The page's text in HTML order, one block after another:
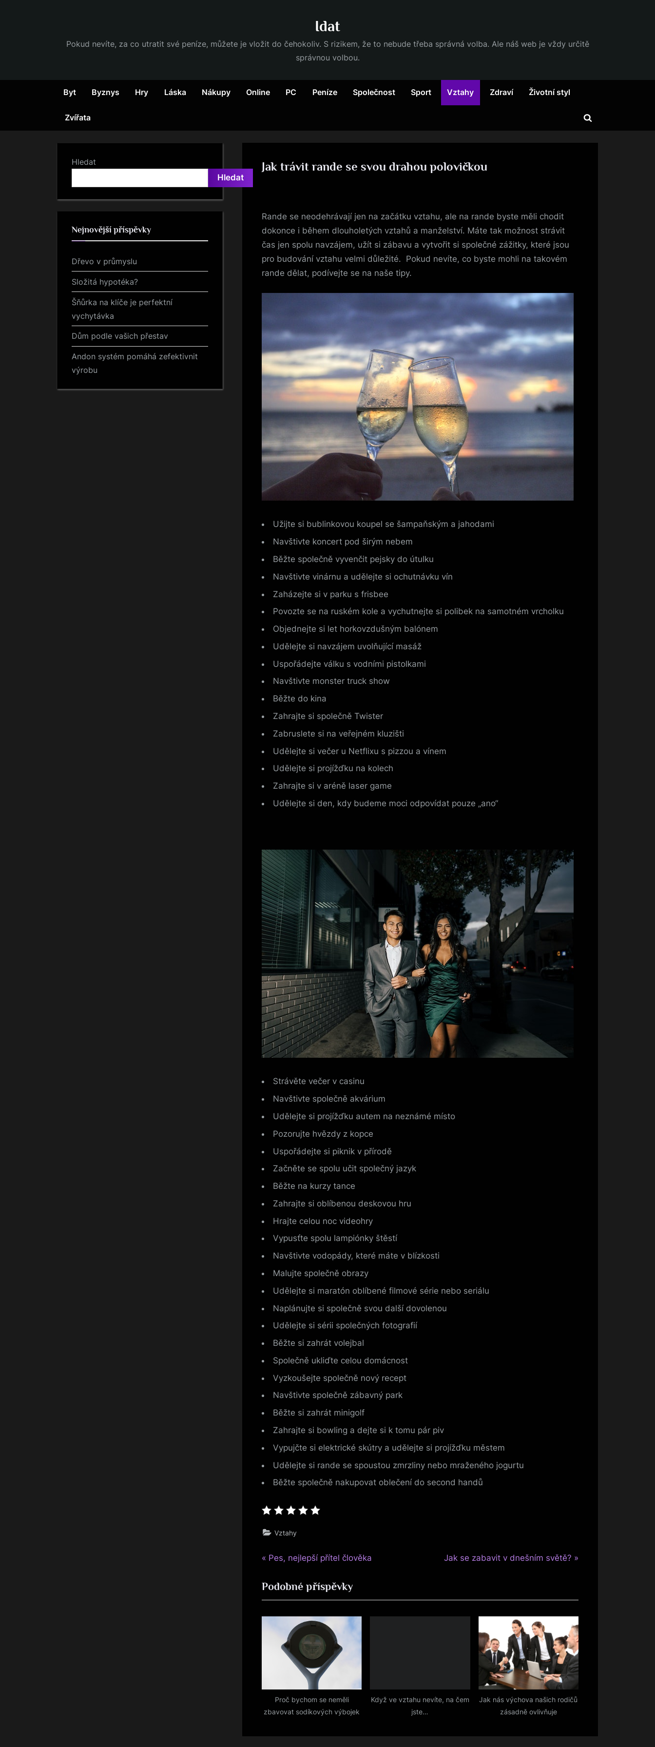
Idat
Pokud nevíte, za co utratit své peníze, můžete je vložit do čehokoliv. S rizikem, že to nebude třeba správná volba. Ale náš web je vždy určitě
správnou volbou.
Byt Byznys Hry Láska Nákupy Online PC Peníze Společnost Sport Vztahy Zdraví Životní styl
Zvířata
Toggle
Jak trávit rande se svou drahou polovičkou
Rande se neodehrávají jen na začátku vztahu, ale na rande byste měli chodit
dokonce i během dlouholetých vztahů a manželství. Máte tak možnost strávit
čas jen spolu navzájem, užít si zábavu a vytvořit si společné zážitky, které jsou
pro budování vztahu velmi důležité. Pokud nevíte, co byste mohli na takovém
rande dělat, podívejte se na naše tipy.
Užijte si bublinkovou koupel se šampaňským a jahodami
Navštivte koncert pod širým nebem
Běžte společně vyvenčit pejsky do útulku
Navštivte vinárnu a udělejte si ochutnávku vín
Zaházejte si v parku s frisbee
Povozte se na ruském kole a vychutnejte si polibek na samotném vrcholku
Objednejte si let horkovzdušným balónem
Udělejte si navzájem uvolňující masáž
Uspořádejte válku s vodními pistolkami
Navštivte monster truck show
Běžte do kina
Zahrajte si společně Twister
Zabruslete si na veřejném kluzišti
Udělejte si večer u Netflixu s pizzou a vínem
Udělejte si projížďku na kolech
Zahrajte si v aréně laser game
Udělejte si den, kdy budeme moci odpovídat pouze „ano“
Strávěte večer v casinu
Navštivte společně akvárium
Udělejte si projížďku autem na neznámé místo
Pozorujte hvězdy z kopce
Uspořádejte si piknik v přírodě
Začněte se spolu učit společný jazyk
Běžte na kurzy tance
Zahrajte si oblíbenou deskovou hru
Hrajte celou noc videohry
Vypusťte spolu lampiónky štěstí
Navštivte vodopády, které máte v blízkosti
Malujte společně obrazy
Udělejte si maratón oblíbené filmové série nebo seriálu
Naplánujte si společně svou další dovolenou
Udělejte si sérii společných fotografií
Běžte si zahrát volejbal
Společně ukliďte celou domácnost
Vyzkoušejte společně nový recept
Navštivte společně zábavný park
Běžte si zahrát minigolf
Zahrajte si bowling a dejte si k tomu pár piv
Vypujčte si elektrické skútry a udělejte si projížďku městem
Udělejte si rande se spoustou zmrzliny nebo mraženého jogurtu
Běžte společně nakupovat oblečení do second handů
Vztahy
Navigace
pro
příspěvek
P
e
v
i
o
t
Pes, nejlepší přítel člověka
N
t
P
Jak se zabavit v dnešním světě?
Podobné příspěvky
Proč bychom se neměli
zbavovat sodíkových výbojek
Když ve vztahu nevíte, na čem
jste…
Jak nás výchova našich rodičů
zásadně ovlivňuje
Hledat
Hledat
Nejnovější příspěvky
Dřevo v průmyslu
Složitá hypotéka?
Šňůrka na klíče je perfektní
vychytávka
Dům podle vašich přestav
Andon systém pomáhá zefektivnit
výrobu